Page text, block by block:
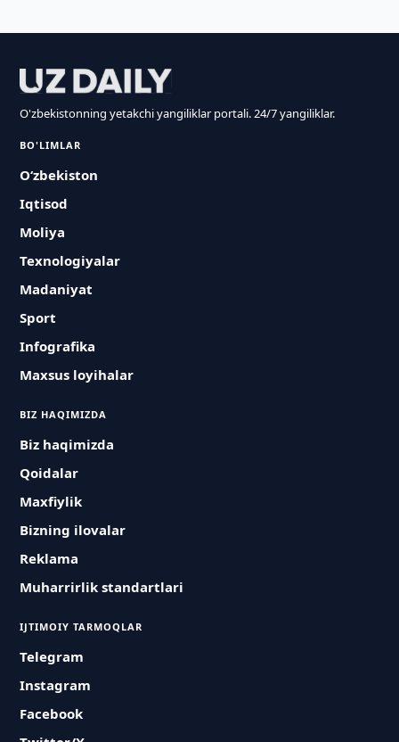
O'zbekistonning yetakchi yangiliklar portali. 24/7 yangiliklar.
BO'LIMLAR
O‘zbekiston
Iqtisod
Moliya
Texnologiyalar
Madaniyat
Sport
Infografika
Maxsus loyihalar
BIZ HAQIMIZDA
Biz haqimizda
Qoidalar
Maxfiylik
Bizning ilovalar
Reklama
Muharrirlik standartlari
IJTIMOIY TARMOQLAR
Telegram
Instagram
Facebook